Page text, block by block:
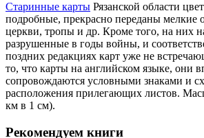
Старинные карты Рязанской области
подробные, прекрасно переданы мелкие
церкви, тропы и др. Кроме того, на них
разрушенные в годы войны, и
поздних редакциях карт уже не
то, что карты на английском языке, они
сопровождаются условными знаками и
расположения прилегающих листов.
км в 1 см).
Рекомендуем книги